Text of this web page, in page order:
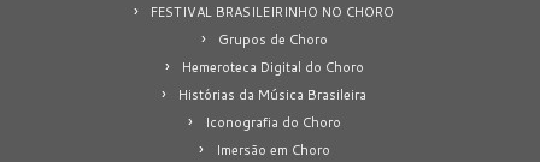
FESTIVAL BRASILEIRINHO NO CHORO
Grupos de Choro
Hemeroteca Digital do Choro
Histórias da Música Brasileira
Iconografia do Choro
Imersão em Choro